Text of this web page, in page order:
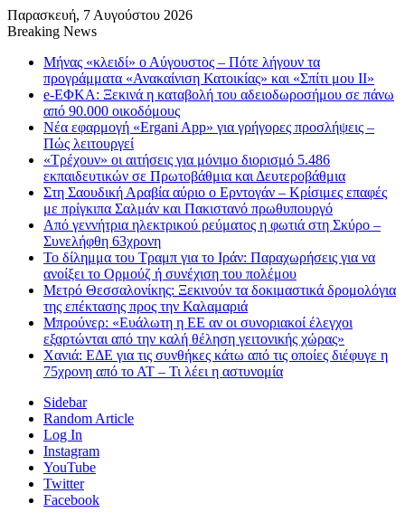
Παρασκευή, 7 Αυγούστου 2026
Breaking News
Μήνας «κλειδί» ο Αύγουστος – Πότε λήγουν τα
προγράμματα «Ανακαίνιση Κατοικίας» και «Σπίτι μου ΙΙ»
e-ΕΦΚΑ: Ξεκινά η καταβολή του αδειοδωροσήμου σε πάνω
από 90.000 οικοδόμους
Νέα εφαρμογή «Ergani App» για γρήγορες προσλήψεις –
Πώς λειτουργεί
«Τρέχουν» οι αιτήσεις για μόνιμο διορισμό 5.486
εκπαιδευτικών σε Πρωτοβάθμια και Δευτεροβάθμια
Στη Σαουδική Αραβία αύριο ο Ερντογάν – Κρίσιμες επαφές
με πρίγκιπα Σαλμάν και Πακιστανό πρωθυπουργό
Από γεννήτρια ηλεκτρικού ρεύματος η φωτιά στη Σκύρο –
Συνελήφθη 63χρονη
Το δίλημμα του Τραμπ για το Ιράν: Παραχωρήσεις για να
ανοίξει το Ορμούζ ή συνέχιση του πολέμου
Μετρό Θεσσαλονίκης: Ξεκινούν τα δοκιμαστικά δρομολόγια
της επέκτασης προς την Καλαμαριά
Μπρούνερ: «Ευάλωτη η ΕΕ αν οι συνοριακοί έλεγχοι
εξαρτώνται από την καλή θέληση γειτονικής χώρας»
Χανιά: ΕΔΕ για τις συνθήκες κάτω από τις οποίες διέφυγε η
75χρονη από το ΑΤ – Τι λέει η αστυνομία
Sidebar
Random Article
Log In
Instagram
YouTube
Twitter
Facebook